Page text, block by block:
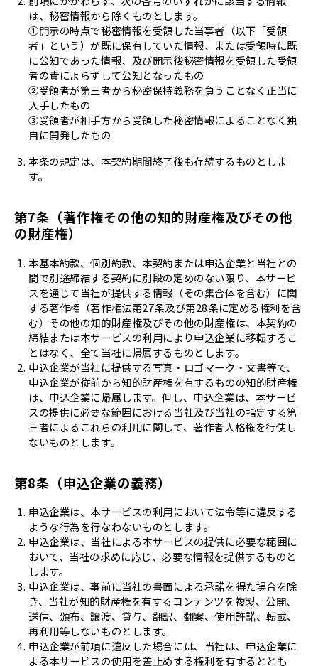
は、秘密情報から除くものとします。
①開示の時点で秘密情報を受領した当事者（以下「受領
者」という）が既に保有していた情報、または受領時に既
に公知であった情報、及び開示後秘密情報を受領した受領
者の責によらずして公知となったもの
②受領者が第三者から秘密保持義務を負うことなく正当に
入手したもの
③受領者が相手方から受領した秘密情報によることなく独
自に開発したもの
本条の規定は、本契約期間終了後も存続するものとしま
す。
第7条（著作権その他の知的財産権及びその他
の財産権）
本基本約款、個別約款、本契約または申込企業と当社との
間で別途締結する契約に別段の定めのない限り、本サービ
スを通じて当社が提供する情報（その集合体を含む）に関
する著作権（著作権法第27条及び第28条に定める権利を含
む）その他の知的財産権及びその他の財産権は、本契約の
締結または本サービスの利用により申込企業に移転するこ
とはなく、全て当社に帰属するものとします。
申込企業が当社に提供する写真・ロゴマーク・文書等で、
申込企業が従前から知的財産権を有するものの知的財産権
は、申込企業に帰属します。但し、申込企業は、本サービ
スの提供に必要な範囲における当社及び当社の指定する第
三者によるこれらの利用に関して、著作者人格権を行使し
ないものとします。
第8条（申込企業の義務）
申込企業は、本サービスの利用において法令等に違反する
ような行為を行なわないものとします。
申込企業は、当社による本サービスの提供に必要な範囲に
おいて、当社の求めに応じ、必要な情報を提供するものと
します。
申込企業は、事前に当社の書面による承諾を得た場合を除
き、当社が知的財産権を有するコンテンツを複製、公開、
送信、頒布、譲渡、貸与、翻訳、翻案、使用許諾、転載、
再利用等しないものとします。
申込企業が前項に違反した場合には、当社は、申込企業に
よる本サービスの使用を差止めする権利を有するととも